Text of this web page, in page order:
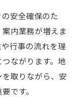
活躍の場
支援制度
や変化
安全確保のた
内業務が増えま
行事の流れを理
ながります。地
取りながら、安
です。